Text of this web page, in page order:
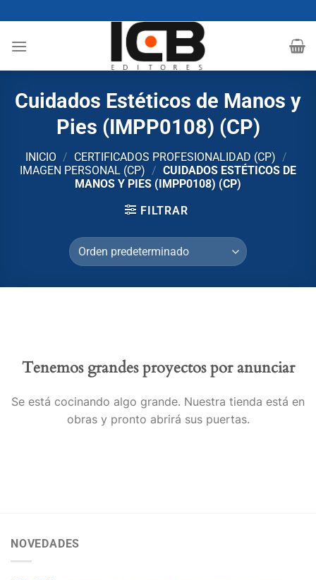
al
contenido
Cuidados Estéticos de Manos y
Pies (IMPP0108) (CP)
INICIO / CERTIFICADOS PROFESIONALIDAD (CP) /
IMAGEN PERSONAL (CP) / CUIDADOS ESTÉTICOS DE
MANOS Y PIES (IMPP0108) (CP)
FILTRAR
Tenemos grandes proyectos por anunciar
Se está cocinando algo grande. Nuestra tienda está en
obras y pronto abrirá sus puertas.
NOVEDADES